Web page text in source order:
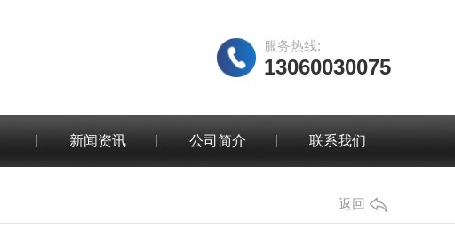
服务热线:
13060030075
新闻资讯 公司简介 联系我们
返回